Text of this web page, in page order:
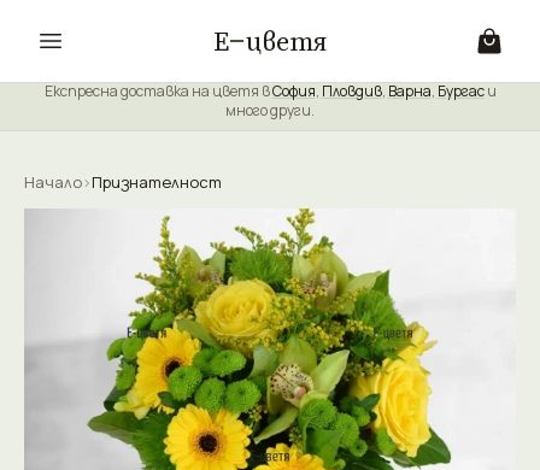
Е цветя
Експресна доставка на цветя вСофия, Пловдив, Варна, Бургаси
много други.
Начало›Признателност